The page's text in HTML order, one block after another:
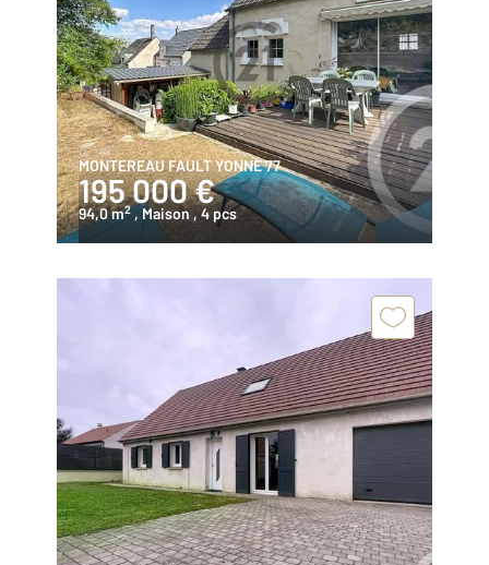
MONTEREAU FAULT YONNE 77
195 000 €
94,0 m2 , Maison , 4 pcs